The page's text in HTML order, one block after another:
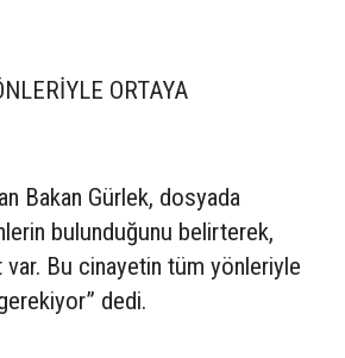
ORTAYA
Bakan Gürlek, dosyada
bulunduğunu belirterek,
var. Bu cinayetin tüm yönleriyle
dedi.